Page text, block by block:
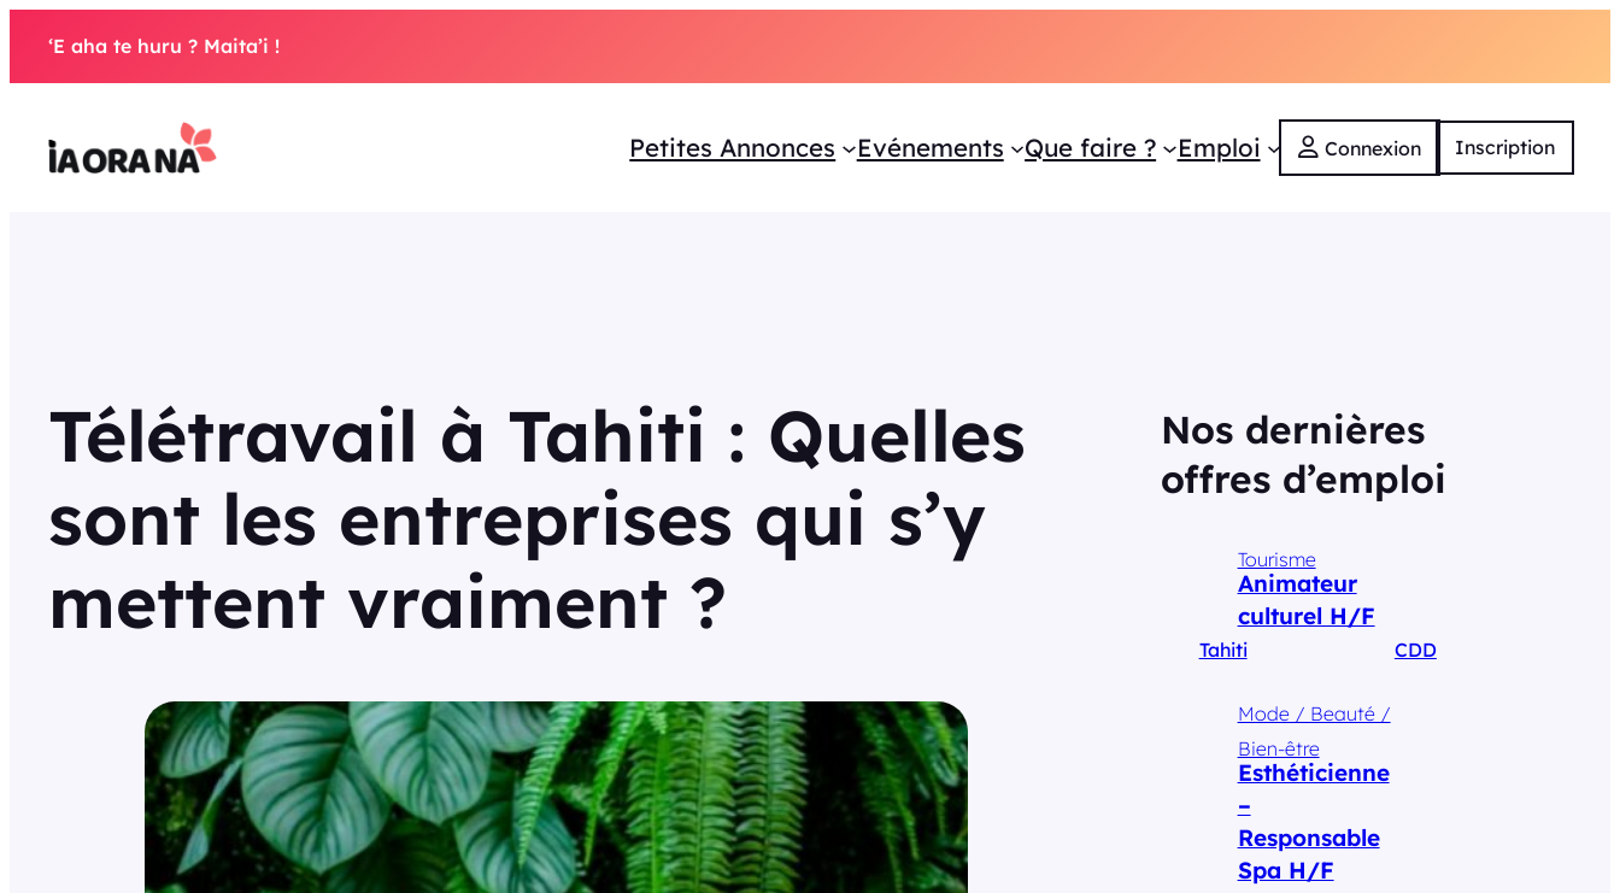
‘E aha te huru ? Maita’i !
Petites Annonces Evénements Que faire ? Emploi Connexion Inscription
Télétravail à Tahiti : Quelles
sont les entreprises qui s’y
mettent vraiment ?
Nos dernières
offres d’emploi
Tourisme
Animateur
culturel H/F
Tahiti CDD
Mode / Beauté /
Bien-être
Esthéticienne
–
Responsable
Spa H/F